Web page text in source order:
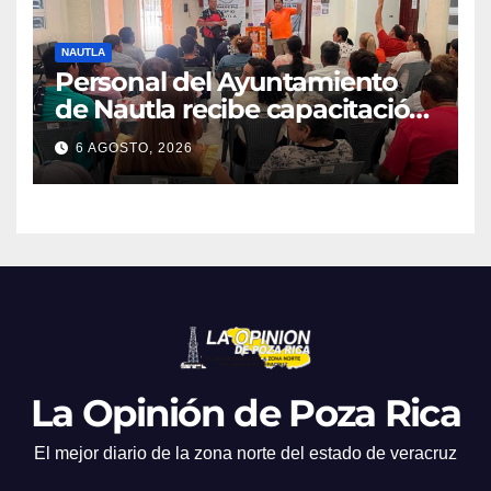
NAUTLA
Personal del Ayuntamiento
de Nautla recibe capacitación
en atención a emergencias
6 AGOSTO, 2026
La Opinión de Poza Rica
El mejor diario de la zona norte del estado de veracruz